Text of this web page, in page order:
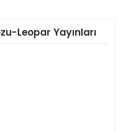
Leopar Yayınları